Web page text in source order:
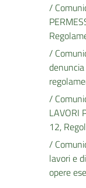
/
/
denuncia
/
LAVORI
12,
/
lavori e
opere